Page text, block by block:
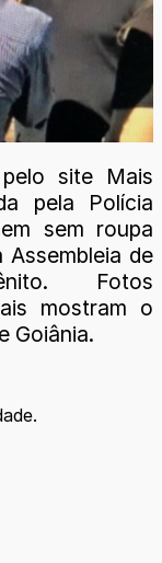
site Mais
pela Polícia
sem roupa
Assembleia de
Fotos
mostram o
Goiânia.